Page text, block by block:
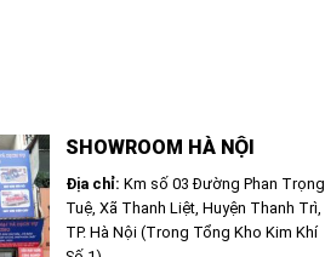
SHOWROOM HÀ NỘI
Địa chỉ: Km số 03 Đường Phan Trọng
Tuệ, Xã Thanh Liệt, Huyện Thanh Trì,
TP. Hà Nội (Trong Tổng Kho Kim Khí